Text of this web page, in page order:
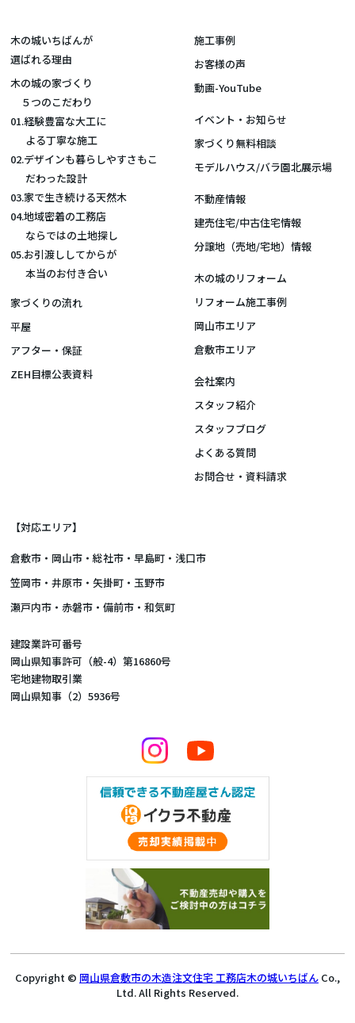
木の城いちばんが
選ばれる理由
木の城の家づくり
５つのこだわり
01.経験豊富な大工に
よる丁寧な施工
02.デザインも暮らしやすさもこ
だわった設計
03.家で生き続ける天然木
04.地域密着の工務店
ならではの土地探し
05.お引渡ししてからが
本当のお付き合い
家づくりの流れ
平屋
アフター・保証
ZEH目標公表資料
施工事例
お客様の声
動画-YouTube
イベント・お知らせ
家づくり無料相談
モデルハウス/バラ園北展示場
不動産情報
建売住宅/中古住宅情報
分譲地（売地/宅地）情報
木の城のリフォーム
リフォーム施工事例
岡山市エリア
倉敷市エリア
会社案内
スタッフ紹介
スタッフブログ
よくある質問
お問合せ・資料請求
【対応エリア】
倉敷市 ・ 岡山市 ・総社市・早島町・浅口市
笠岡市・井原市・矢掛町・玉野市
瀬戸内市・赤磐市・備前市・和気町
建設業許可番号
岡山県知事許可（般-4）第16860号
宅地建物取引業
岡山県知事（2）5936号
Copyright © 岡山県倉敷市の木造注文住宅 工務店木の城いちばん Co.,
Ltd. All Rights Reserved.